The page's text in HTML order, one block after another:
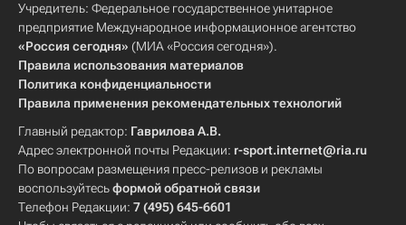
Учредитель: Федеральное государственное унитарное
предприятие Международное информационное агентство
«Россия сегодня» (МИА «Россия сегодня»).
Правила использования материалов
Политика конфиденциальности
Правила применения рекомендательных технологий
Главный редактор: Гаврилова А.В.
Адрес электронной почты Редакции: r-sport.internet@ria.ru
По вопросам размещения пресс-релизов и рекламы
воспользуйтесьформой обратной связи
Телефон Редакции: 7 (495) 645-6601